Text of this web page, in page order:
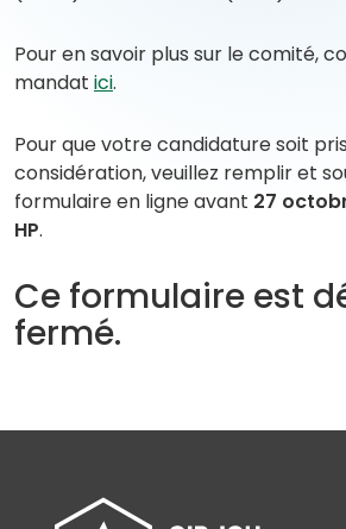
Pour en savoir plus sur le comité,
mandat ici(
p
e
n
F
)
(
p
e
n
a
n
t
)
.
Pour que votre candidature soit
considération, veuillez remplir et
formulaire en ligne avant 27
HP.
Ce formulaire est
fermé.